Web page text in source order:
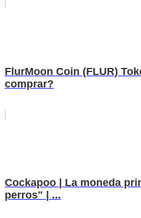
FlurMoon Coin (FLUR)
comprar?
Cockapoo | La moneda
perros" | ...